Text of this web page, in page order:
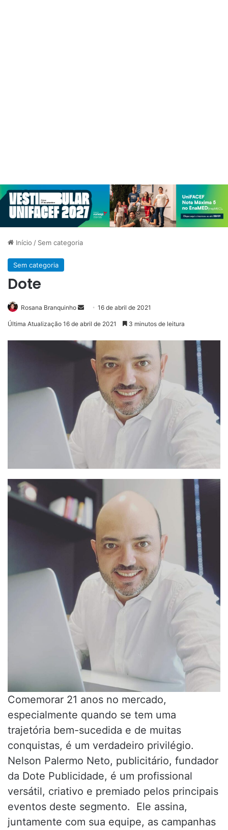
Início / Sem categoria
Sem categoria
Dote
Rosana Branquinho
Mande
mail
16 de abril de 2021
Última Atualização 16 de abril de 2021 3 minutos de leitura
Comemorar 21 anos no mercado,
especialmente quando se tem uma
trajetória bem-sucedida e de muitas
conquistas, é um verdadeiro privilégio.
Nelson Palermo Neto, publicitário, fundador
da Dote Publicidade, é um profissional
versátil, criativo e premiado pelos principais
eventos deste segmento. Ele assina,
juntamente com sua equipe, as campanhas